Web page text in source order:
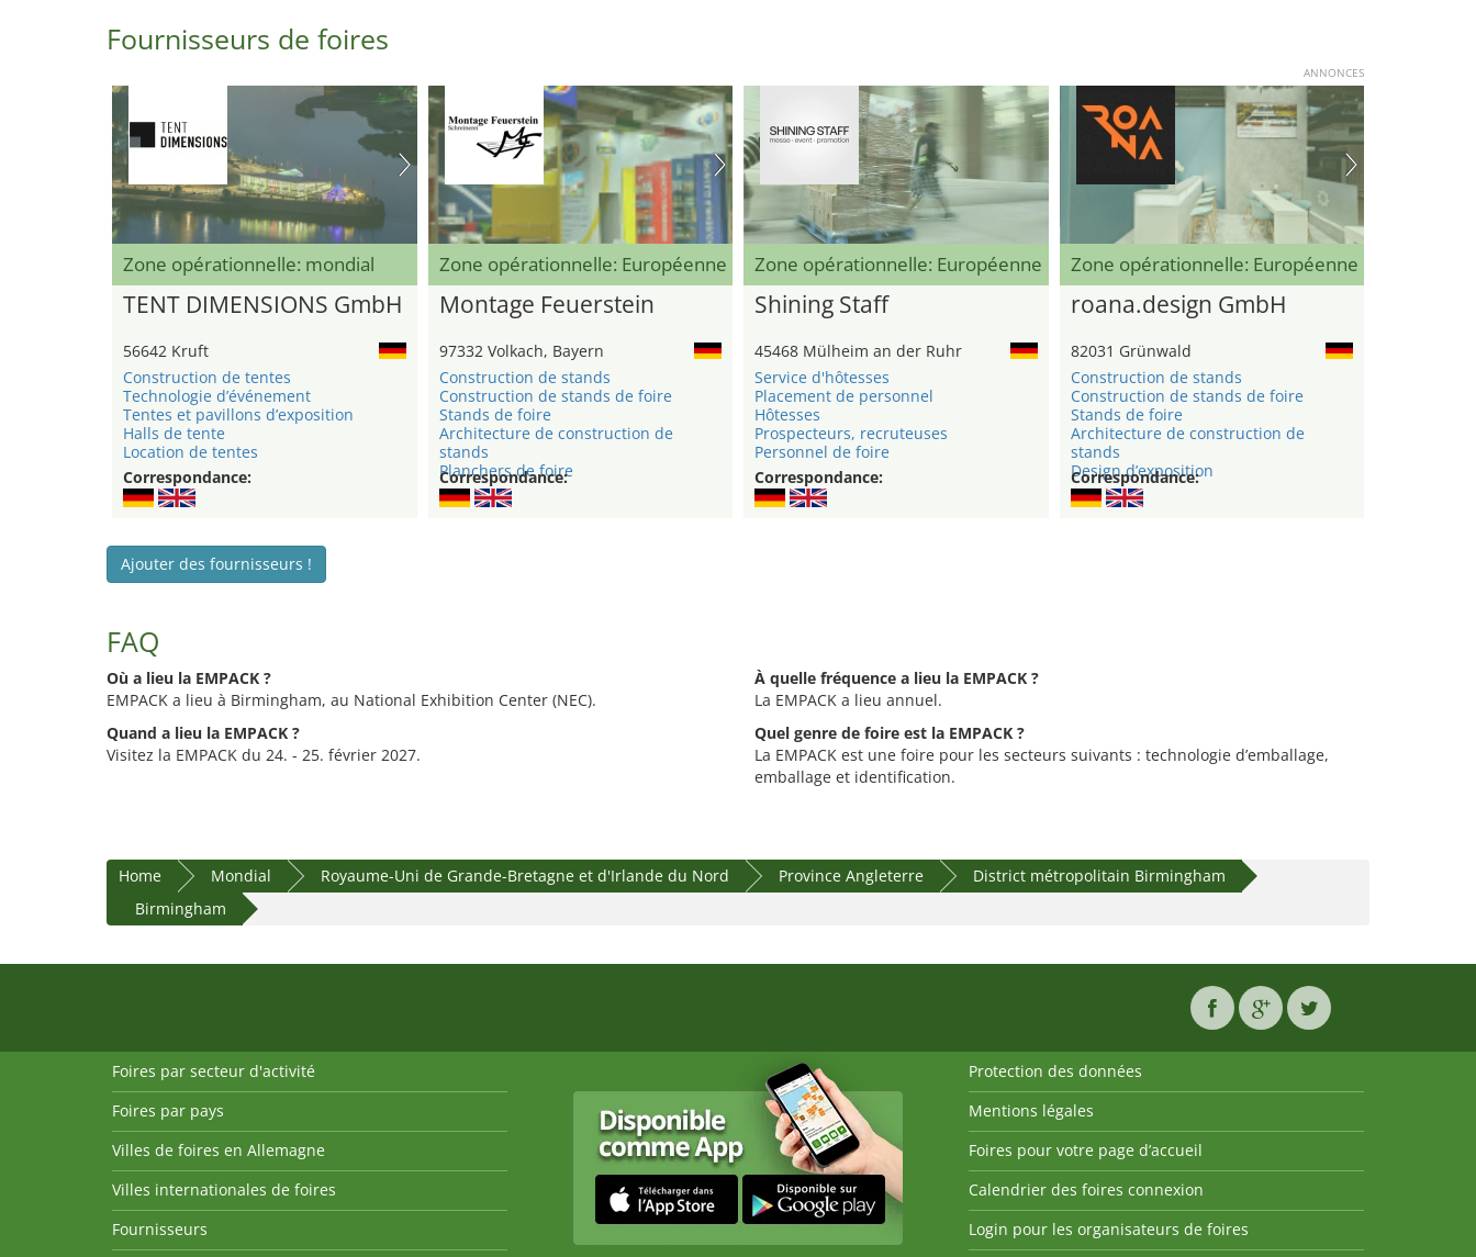
Fournisseurs de foires
ANNONCES
Zone opérationnelle: mondial
TENT DIMENSIONS GmbH
56642 Kruft
Construction de tentes
Technologie d’événement
Tentes et pavillons d’exposition
Halls de tente
Location de tentes
Correspondance:
Zone opérationnelle: Européenne
Montage Feuerstein
97332 Volkach, Bayern
Construction de stands
Construction de stands de foire
Stands de foire
Architecture de construction de
stands
Planchers de foire
Correspondance:
Zone opérationnelle: Européenne
Shining Staff
45468 Mülheim an der Ruhr
Service d'hôtesses
Placement de personnel
Hôtesses
Prospecteurs, recruteuses
Personnel de foire
Correspondance:
Zone opérationnelle: Européenne
roana.design GmbH
82031 Grünwald
Construction de stands
Construction de stands de foire
Stands de foire
Architecture de construction de
stands
Design d’exposition
Correspondance:
Ajouter des fournisseurs !
FAQ
Où a lieu la EMPACK ?
EMPACK a lieu à Birmingham, au National Exhibition Center (NEC).
Quand a lieu la EMPACK ?
Visitez la EMPACK du 24. - 25. février 2027.
À quelle fréquence a lieu la EMPACK ?
La EMPACK a lieu annuel.
Quel genre de foire est la EMPACK ?
La EMPACK est une foire pour les secteurs suivants : technologie d’emballage,
emballage et identification.
Home Mondial Royaume-Uni de Grande-Bretagne et d'Irlande du Nord Province Angleterre
District métropolitain Birmingham
Birmingham
Foires par secteur d'activité
Foires par pays
Villes de foires en Allemagne
Villes internationales de foires
Fournisseurs
Protection des données
Mentions légales
Foires pour votre page d’accueil
Calendrier des foires connexion
Login pour les organisateurs de foires